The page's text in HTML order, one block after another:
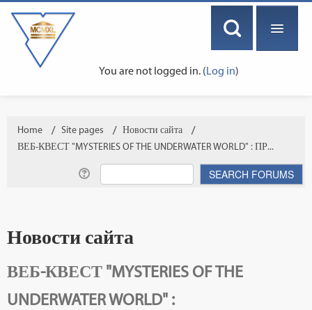
You are not logged in. (Log in)
Home → Site pages → Новости сайта
→
ВЕБ-КВЕСТ "MYSTERIES OF THE UNDERWATER WORLD" : ПР...
Новости сайта
ВЕБ-КВЕСТ "MYSTERIES OF THE
UNDERWATER WORLD" :